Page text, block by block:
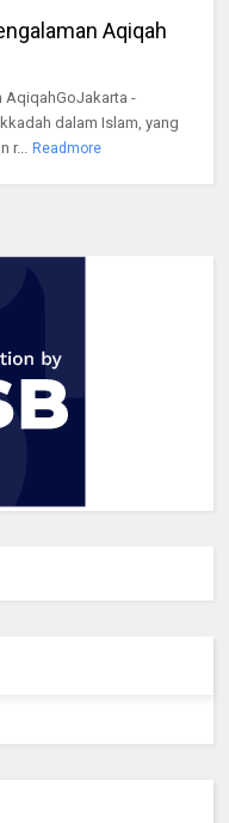
Aqiqah
AqiqahGoJakarta -
dalam Islam, yang
Readmore